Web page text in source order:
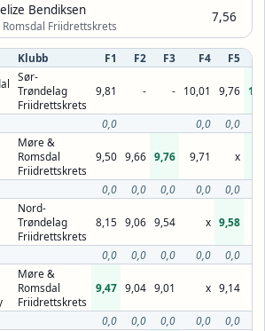
Bendiksen
Friidrettskrets
7,56
Klubb F1 F2 F3 F4 F5
Sør-
Trøndelag
Friidrettskrets
9,81 - - 10,01 9,76
0,0 0,0 0,0
Møre &
Romsdal
Friidrettskrets
9,50 9,66 9,76 9,71 x
0,0 0,0 0,0 0,0 0,0
Nord-
Trøndelag
Friidrettskrets
8,15 9,06 9,54 x 9,58
0,0 0,0 0,0 0,0 0,0
Møre &
Romsdal
Friidrettskrets
9,47 9,04 9,01 x 9,14
0,0 0,0 0,0 0,0 0,0